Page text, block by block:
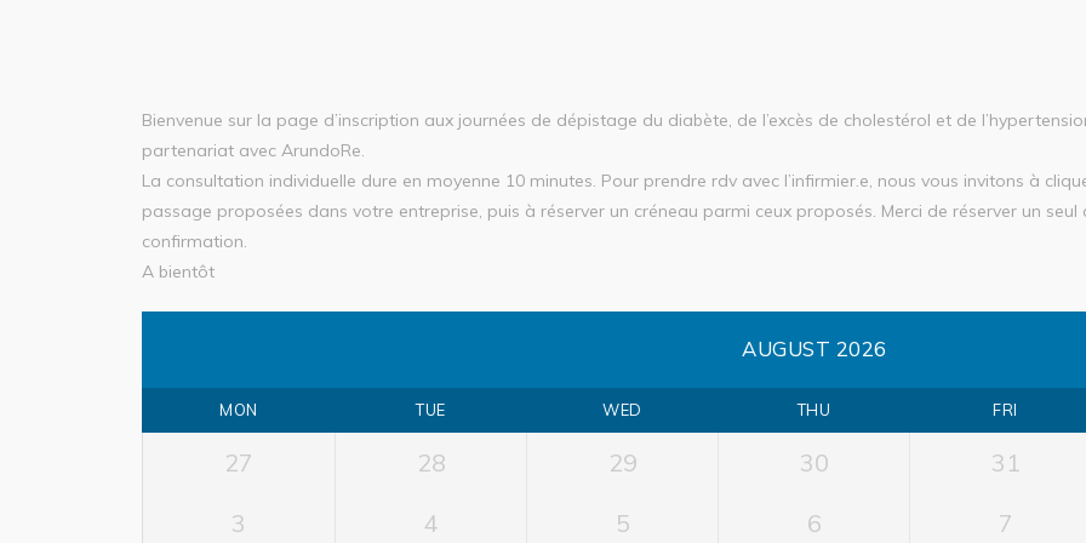
Bienvenue sur la page d’inscription aux journées de dépistage du diabète, de l’excès de cholestérol et de
partenariat avec ArundoRe.
La consultation individuelle dure en moyenne 10 minutes. Pour prendre rdv avec l’infirmier.e, nous vous invitons à
passage proposées dans votre entreprise, puis à réserver un créneau parmi ceux proposés. Merci de réserver un
confirmation.
A bientôt
AUGUST 2026
MON TUE WED THU FRI
27 28 29 30
31
3
4 5 6 7